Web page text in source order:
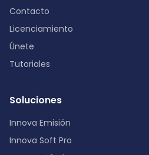
Contacto
Licenciamiento
Únete
Tutoriales
Soluciones
Innova Emisión
Innova Soft Pro